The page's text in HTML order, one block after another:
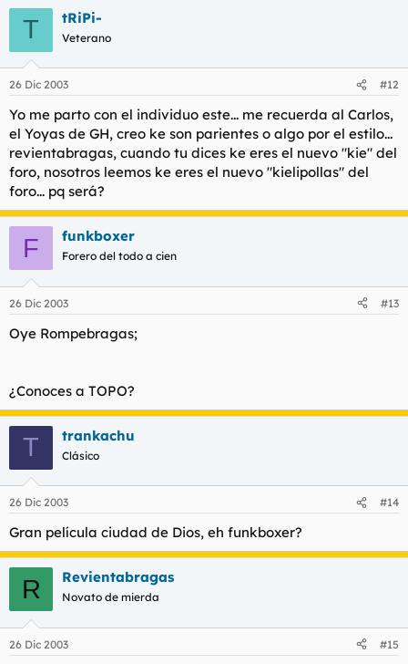
T tRiPi-
Veterano
26 Dic 2003 #12
Yo me parto con el individuo este... me recuerda al Carlos,
el Yoyas de GH, creo ke son parientes o algo por el estilo...
revientabragas, cuando tu dices ke eres el nuevo "kie" del
foro, nosotros leemos ke eres el nuevo "kielipollas" del
foro... pq será?
F funkboxer
Forero del todo a cien
26 Dic 2003 #13
Oye Rompebragas;
¿Conoces a TOPO?
T trankachu
Clásico
26 Dic 2003 #14
Gran película ciudad de Dios, eh funkboxer?
R Revientabragas
Novato de mierda
26 Dic 2003 #15